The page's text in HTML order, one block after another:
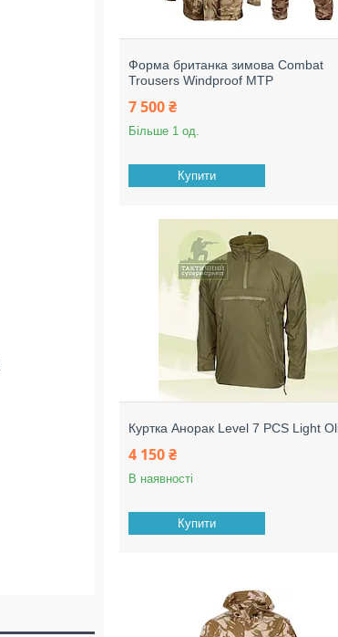
Форма британка зимова Combat
Trousers Windproof MTP
7 500 ₴
Більше 1 од.
Купити
Куртка Анорак Level 7 PCS Light
4 150 ₴
В наявності
Купити